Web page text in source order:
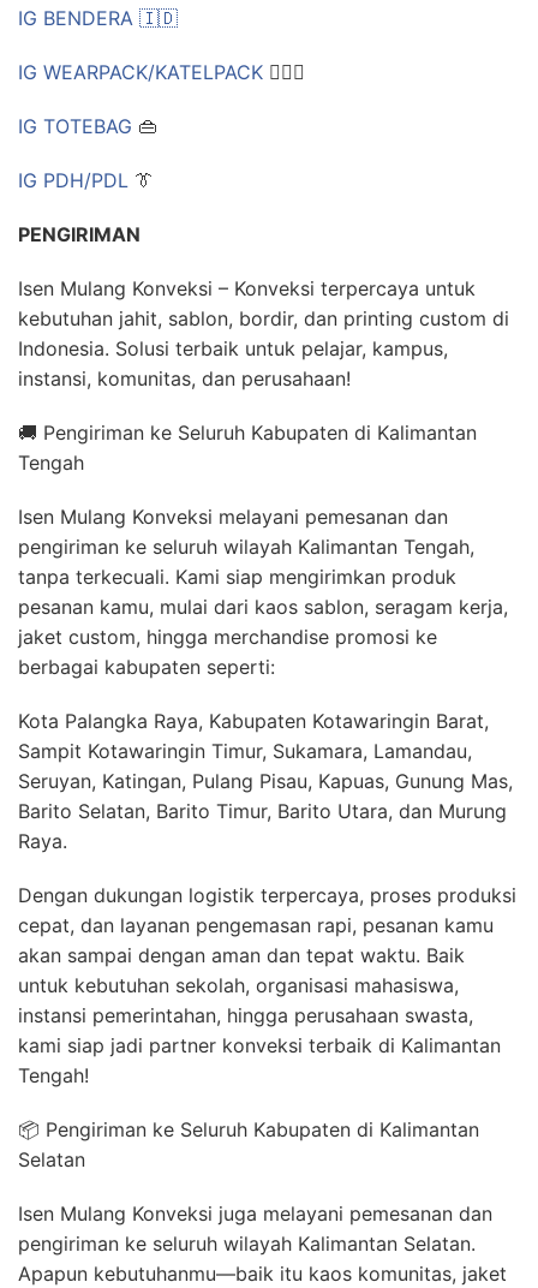
IG BENDERA 🇮🇩
IG WEARPACK/KATELPACK 👷🏻‍♂
IG TOTEBAG 👜
IG PDH/PDL 👔
PENGIRIMAN
Isen Mulang Konveksi – Konveksi terpercaya untuk
kebutuhan jahit, sablon, bordir, dan printing custom di
Indonesia. Solusi terbaik untuk pelajar, kampus,
instansi, komunitas, dan perusahaan!
🚚 Pengiriman ke Seluruh Kabupaten di Kalimantan
Tengah
Isen Mulang Konveksi melayani pemesanan dan
pengiriman ke seluruh wilayah Kalimantan Tengah,
tanpa terkecuali. Kami siap mengirimkan produk
pesanan kamu, mulai dari kaos sablon, seragam kerja,
jaket custom, hingga merchandise promosi ke
berbagai kabupaten seperti:
Kota Palangka Raya, Kabupaten Kotawaringin Barat,
Sampit Kotawaringin Timur, Sukamara, Lamandau,
Seruyan, Katingan, Pulang Pisau, Kapuas, Gunung Mas,
Barito Selatan, Barito Timur, Barito Utara, dan Murung
Raya.
Dengan dukungan logistik terpercaya, proses produksi
cepat, dan layanan pengemasan rapi, pesanan kamu
akan sampai dengan aman dan tepat waktu. Baik
untuk kebutuhan sekolah, organisasi mahasiswa,
instansi pemerintahan, hingga perusahaan swasta,
kami siap jadi partner konveksi terbaik di Kalimantan
Tengah!
📦 Pengiriman ke Seluruh Kabupaten di Kalimantan
Selatan
Isen Mulang Konveksi juga melayani pemesanan dan
pengiriman ke seluruh wilayah Kalimantan Selatan.
Apapun kebutuhanmu—baik itu kaos komunitas, jaket